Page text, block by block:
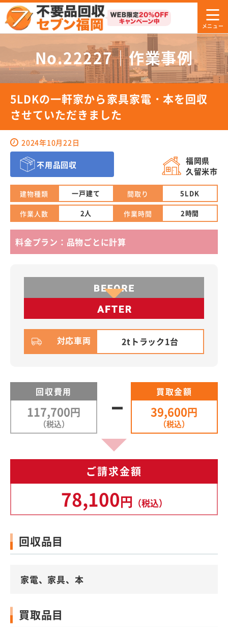
No.22227｜作業事例
5LDKの一軒家から家具家電・本を回収
させていただきました
2024年10月22日
不用品回収
福岡県
久留米市
建物種類 一戸建て 間取り 5LDK
作業人数 2人 作業時間 2時間
料金プラン：品物ごとに計算
対応車両 2tトラック1台
回収費用
117,700円
（税込）
買取金額
39,600円
（税込）
ご請求金額
78,100円 （税込）
回収品目
家電、家具、本
買取品目